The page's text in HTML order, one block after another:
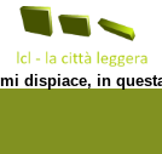
mi dispiace, in